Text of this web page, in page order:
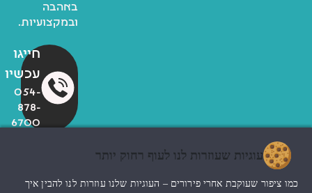
באהבה
ובמקצועיות.
חייגו
עכשיו
054-
878-
6700
© כל הזכויות שמורות לzoo
החנות שלי
עוגיות שעוזרות לנו לעוף רחוק יותר
כמו ציפור שעוקבת אחרי פירורים – העוגיות שלנו עוזרות לנו להבין איך